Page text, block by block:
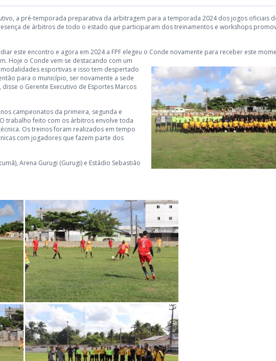
a pré-temporada preparativa da arbitragem para a temporada 2024 dos jogos oficiais
de árbitros de todo o estado que participaram dos treinamentos e workshops
este encontro e agora em 2024 a FPF elegeu o Conde novamente para receber este
Hoje o Conde vem se destacando com um
esportivas e isso tem despertado
para o município, ser novamente a sede
o Gerente Executivo de Esportes Marcos
campeonatos da primeira, segunda e
trabalho feito com os árbitros envolve toda
Os treinos foram realizados em tempo
com jogadores que fazem parte dos
Arena Gurugi (Gurugi) e Estádio Sebastião